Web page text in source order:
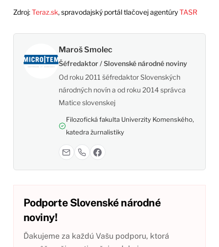
Zdroj:Teraz.sk, spravodajský portál tlačovej agentúryTASR
Maroš Smolec
Šéfredaktor / Slovenské národné noviny
Od roku 2011 šéfredaktor Slovenských
národných novín a od roku 2014 správca
Matice slovenskej
Filozofická fakulta Univerzity Komenského,
katedra žurnalistiky
Podporte Slovenské národné
noviny!
Ďakujeme za každú Vašu podporu, ktorá